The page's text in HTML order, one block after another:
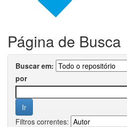
Página de Busca
Buscar em:
por
Filtros correntes: